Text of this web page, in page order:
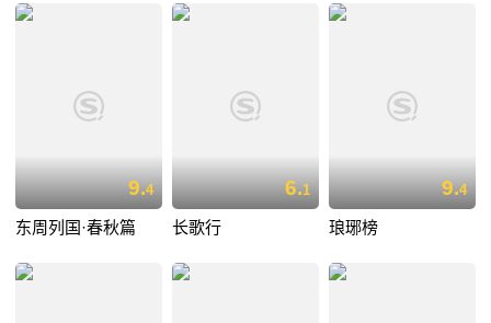
9.4
东周列国·春秋篇
6.1
长歌行
9.4
琅琊榜